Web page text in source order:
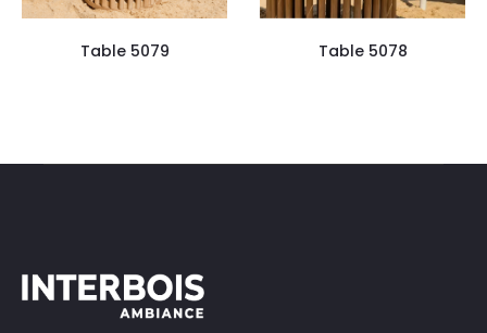
Table 5079 Table 5078